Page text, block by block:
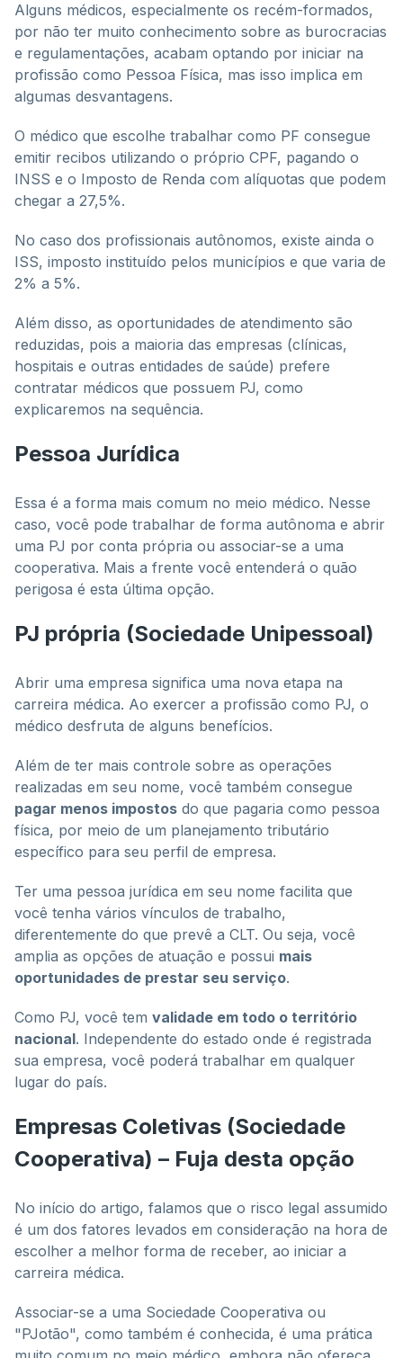
Alguns médicos, especialmente os recém-formados,
por não ter muito conhecimento sobre as burocracias
e regulamentações, acabam optando por iniciar na
profissão como Pessoa Física, mas isso implica em
algumas desvantagens.
O médico que escolhe trabalhar como PF consegue
emitir recibos utilizando o próprio CPF, pagando o
INSS e o Imposto de Renda com alíquotas que podem
chegar a 27,5%.
No caso dos profissionais autônomos, existe ainda o
ISS, imposto instituído pelos municípios e que varia de
2% a 5%.
Além disso, as oportunidades de atendimento são
reduzidas, pois a maioria das empresas (clínicas,
hospitais e outras entidades de saúde) prefere
contratar médicos que possuem PJ, como
explicaremos na sequência.
Pessoa Jurídica
Essa é a forma mais comum no meio médico. Nesse
caso, você pode trabalhar de forma autônoma e abrir
uma PJ por conta própria ou associar-se a uma
cooperativa. Mais a frente você entenderá o quão
perigosa é esta última opção.
PJ própria (Sociedade Unipessoal)
Abrir uma empresa significa uma nova etapa na
carreira médica. Ao exercer a profissão como PJ, o
médico desfruta de alguns benefícios.
Além de ter mais controle sobre as operações
realizadas em seu nome, você também consegue
pagar menos impostos do que pagaria como pessoa
física, por meio de um planejamento tributário
específico para seu perfil de empresa.
Ter uma pessoa jurídica em seu nome facilita que
você tenha vários vínculos de trabalho,
diferentemente do que prevê a CLT. Ou seja, você
amplia as opções de atuação e possui mais
oportunidades de prestar seu serviço.
Como PJ, você tem validade em todo o território
nacional. Independente do estado onde é registrada
sua empresa, você poderá trabalhar em qualquer
lugar do país.
Empresas Coletivas (Sociedade
Cooperativa) – Fuja desta opção
No início do artigo, falamos que o risco legal assumido
é um dos fatores levados em consideração na hora de
escolher a melhor forma de receber, ao iniciar a
carreira médica.
Associar-se a uma Sociedade Cooperativa ou
"PJotão", como também é conhecida, é uma prática